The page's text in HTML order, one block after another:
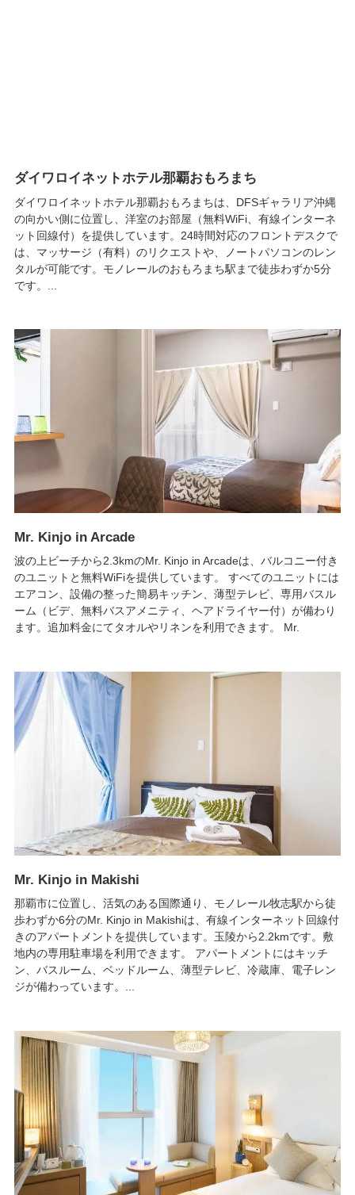
ダイワロイネットホテル那覇おもろまち
ダイワロイネットホテル那覇おもろまちは、DFSギャラリア沖縄
の向かい側に位置し、洋室のお部屋（無料WiFi、有線インターネ
ット回線付）を提供しています。24時間対応のフロントデスクで
は、マッサージ（有料）のリクエストや、ノートパソコンのレン
タルが可能です。モノレールのおもろまち駅まで徒歩わずか5分
です。...
Mr. Kinjo in Arcade
波の上ビーチから2.3kmのMr. Kinjo in Arcadeは、バルコニー付き
のユニットと無料WiFiを提供しています。 すべてのユニットには
エアコン、設備の整った簡易キッチン、薄型テレビ、専用バスル
ーム（ビデ、無料バスアメニティ、ヘアドライヤー付）が備わり
ます。追加料金にてタオルやリネンを利用できます。 Mr.
Mr. Kinjo in Makishi
那覇市に位置し、活気のある国際通り、モノレール牧志駅から徒
歩わずか6分のMr. Kinjo in Makishiは、有線インターネット回線付
きのアパートメントを提供しています。玉陵から2.2kmです。敷
地内の専用駐車場を利用できます。 アパートメントにはキッチ
ン、バスルーム、ベッドルーム、薄型テレビ、冷蔵庫、電子レン
ジが備わっています。...